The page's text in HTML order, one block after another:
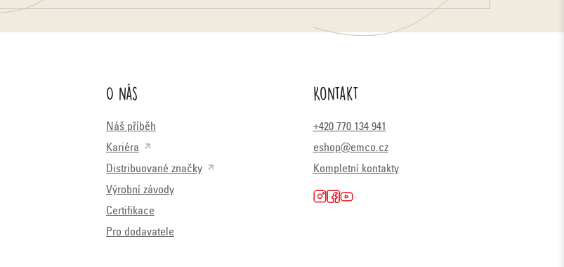
O nás
Náš příběh
Kariéra
Distribuované značky
Výrobní závody
Certifikace
Pro dodavatele
Kontakt
+420 770 134 941
eshop@emco.cz
Kompletní kontakty